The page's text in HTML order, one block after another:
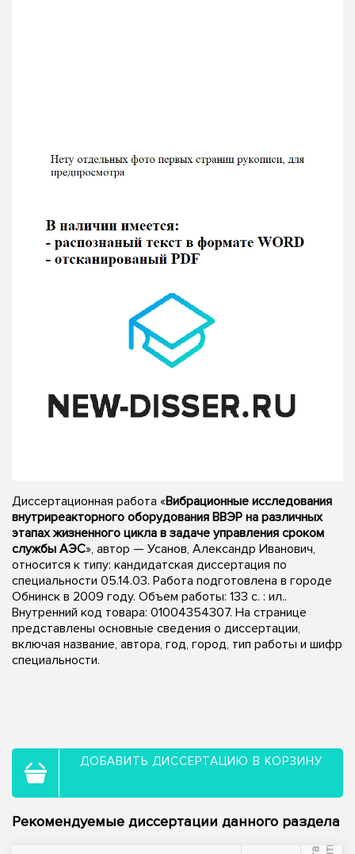
Диссертационная работа «Вибрационные исследования
внутриреакторного оборудования ВВЭР на различных
этапах жизненного цикла в задаче управления сроком
службы АЭС», автор — Усанов, Александр Иванович,
относится к типу: кандидатская диссертация по
специальности 05.14.03. Работа подготовлена в городе
Обнинск в 2009 году. Объем работы: 133 с. : ил..
Внутренний код товара: 01004354307. На странице
представлены основные сведения о диссертации,
включая название, автора, год, город, тип работы и шифр
специальности.
ДОБАВИТЬ ДИССЕРТАЦИЮ В КОРЗИНУ
Рекомендуемые диссертации данного раздела